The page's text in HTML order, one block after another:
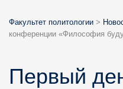
Факультет политологии >
конференции «Философия
Первый